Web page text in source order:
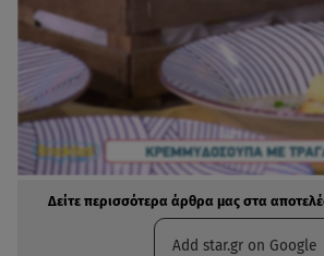
Δείτε περισσότερα άρθρα μας στα
Add star.gr on Google